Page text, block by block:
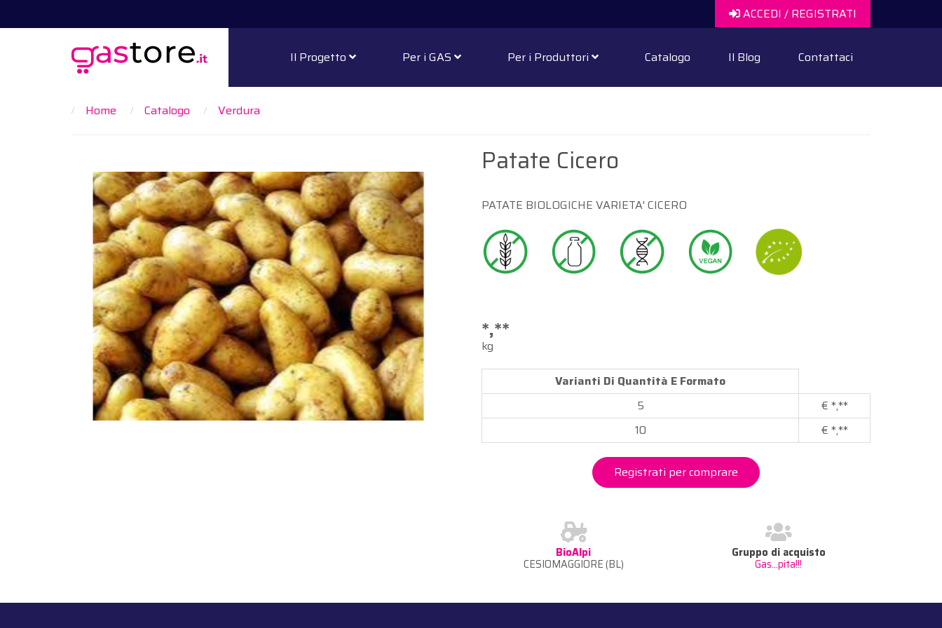
ACCEDI / REGISTRATI
Il Progetto Per i GAS Per i Produttori Catalogo Il Blog Contattaci
Home Catalogo Verdura
Patate Cicero
PATATE BIOLOGICHE VARIETA' CICERO
*,**
kg
Varianti Di Quantità E Formato
5
€ *,**
10
€ *,**
Registrati per comprare
BioAlpi
CESIOMAGGIORE (BL)
Gruppo di acquisto
Gas...pita!!!